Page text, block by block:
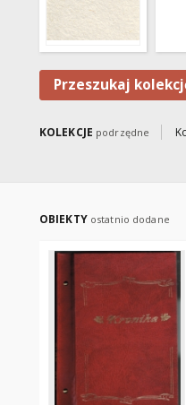
Przeszukaj
KOLEKCJE podrzędne
OBIEKTY ostatnio dodane